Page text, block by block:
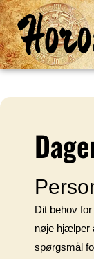
Dit behov
nøje hjælper
spørgsmål